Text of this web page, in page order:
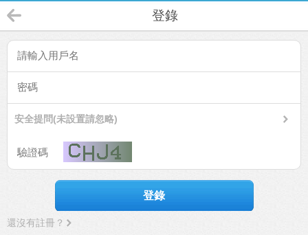
登錄
安全提問(未設置請忽略)
登錄
還沒有註冊？